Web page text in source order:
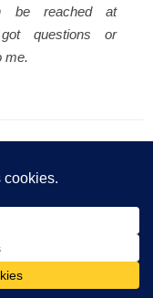
reached at
questions or
me.
en apariencia, pero
A través de una
(contraseñas débiles,
incorrectos y
comprometer por